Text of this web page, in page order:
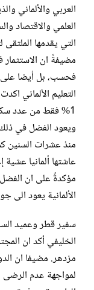
العربي والألماني
العلمي والاقتصاد
التي يقدمها الملتقى
مضيفةً ان الاستثمار
فحسب، بل أيضا على
التعليم الألماني
1% فقط من عدد سكان
ويعود الفضل في
منذ عشرات السنين
مؤكدةً على ان
الألمانية يعود الى
سفير قطر وعميد
الخليفي أكد ان
مزدهر. مضيفا ان
لمواجهة عدم